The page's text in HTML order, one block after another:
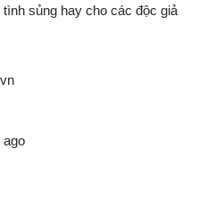
sủng hay cho các độc giả
ago